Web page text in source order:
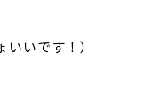
いです！）